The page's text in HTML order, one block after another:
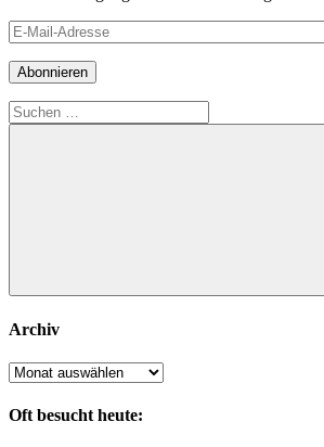
E-
Mail-
Adresse
Abonnieren
Suchen
nach:
Suchen
Archiv
Archiv
Oft besucht heute: